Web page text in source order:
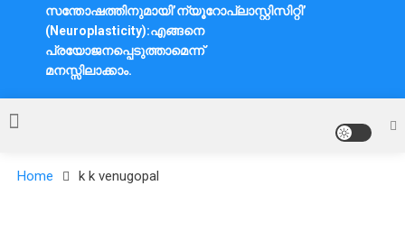
സന്തോഷത്തിനുമായി’ന്യൂറോപ്ലാസ്റ്റിസിറ്റി’
(Neuroplasticity):എങ്ങനെ
പ്രയോജനപ്പെടുത്താമെന്ന്
മനസ്സിലാക്കാം.
Home k k venugopal